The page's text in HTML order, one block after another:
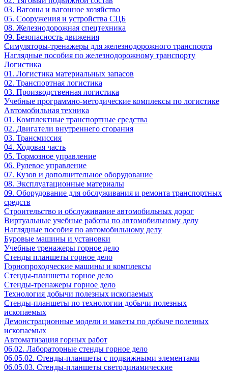
03. Вагоны и вагонное хозяйство
05. Сооружения и устройства СЦБ
08. Железнодорожная спецтехника
09. Безопасность движения
Симуляторы-тренажеры для железнодорожного транспорта
Наглядные пособия по железнодорожному транспорту
Логистика
01. Логистика материальных запасов
02. Транспортная логистика
03. Производственная логистика
Учебные программно-методические комплексы по логистике
Автомобильная техника
01. Комплектные транспортные средства
02. Двигатели внутреннего сгорания
03. Трансмиссия
04. Ходовая часть
05. Тормозное управление
06. Рулевое управление
07. Кузов и дополнительное оборудование
08. Эксплуатационные материалы
09. Оборудование для обслуживания и ремонта транспортных
средств
Строительство и обслуживание автомобильных дорог
Виртуальные учебные работы по автомобильному делу
Наглядные пособия по автомобильному делу
Буровые машины и установки
Учебные тренажеры горное дело
Стенды планшеты горное дело
Горнопроходческие машины и комплексы
Стенды-планшеты горное дело
Стенды-тренажеры горное дело
Технология добычи полезных ископаемых
Стенды-планшеты по технологии добычи полезных
ископаемых
Демонстрационные модели и макеты по добыче полезных
ископаемых
Автоматизация горных работ
06.02. Лабораторные стенды горное дело
06.05.02. Стенды-планшеты с подвижными элементами
06.05.03. Стенды-планшеты светодинамические